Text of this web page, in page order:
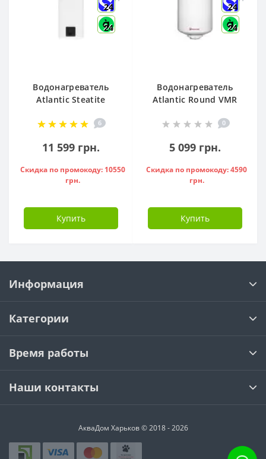
24
24
Водонагреватель
Atlantic Steatite
1500W, - 841286
6
11 599 грн.
Скидка по промокоду: 10550
грн.
Купить
24
24
Водонагреватель
Atlantic Round VMR
951136
0
5 099 грн.
Скидка по промокоду: 4590
грн.
Купить
Информация
Категории
Время работы
Наши контакты
АкваДом Харьков © 2018 - 2026